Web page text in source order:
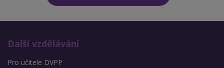
Další vzdělávání
Pro učitele DVPP